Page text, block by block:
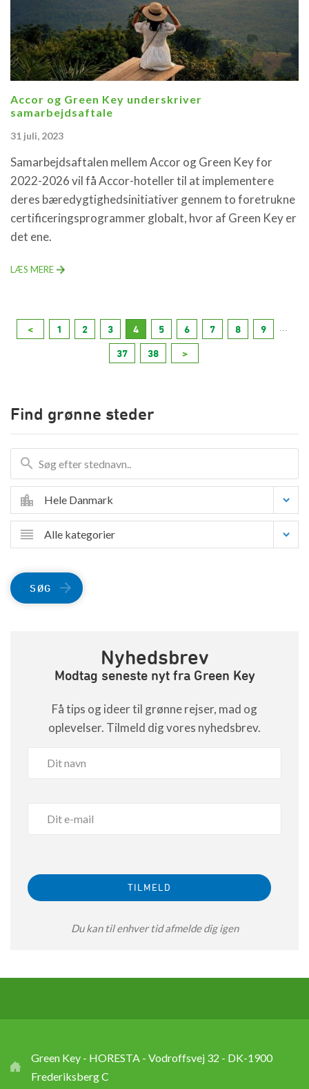
Accor og Green Key underskriver
samarbejdsaftale
31 juli, 2023
Samarbejdsaftalen mellem Accor og Green Key for
2022-2026 vil få Accor-hoteller til at implementere
deres bæredygtighedsinitiativer gennem to foretrukne
certificeringsprogrammer globalt, hvor af Green Key er
det ene.
LÆS MERE
< 1 2 3 4 5 6 7 8 9
37 38 >
Find grønne steder
Hele Danmark
Alle kategorier
SØG
Nyhedsbrev
Modtag seneste nyt fra Green Key
Få tips og ideer til grønne rejser, mad og
oplevelser. Tilmeld dig vores nyhedsbrev.
Du kan til enhver tid afmelde dig igen
Green Key - HORESTA - Vodroffsvej 32 - DK-1900
Frederiksberg C